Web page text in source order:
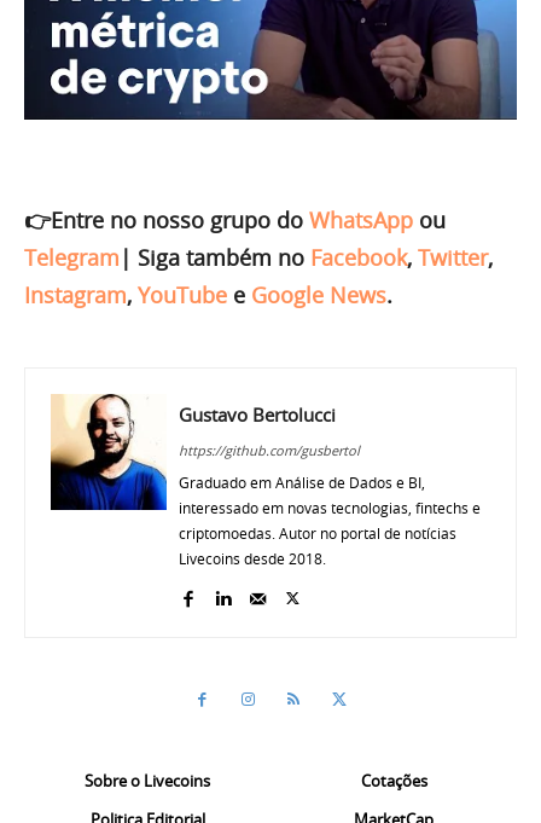
👉Entre no nosso grupo do WhatsApp ou
Telegram | Siga também no Facebook, Twitter,
Instagram, YouTube e Google News.
Gustavo Bertolucci
https://github.com/gusbertol
Graduado em Análise de Dados e BI,
interessado em novas tecnologias, fintechs e
criptomoedas. Autor no portal de notícias
Livecoins desde 2018.
Sobre o Livecoins
Cotações